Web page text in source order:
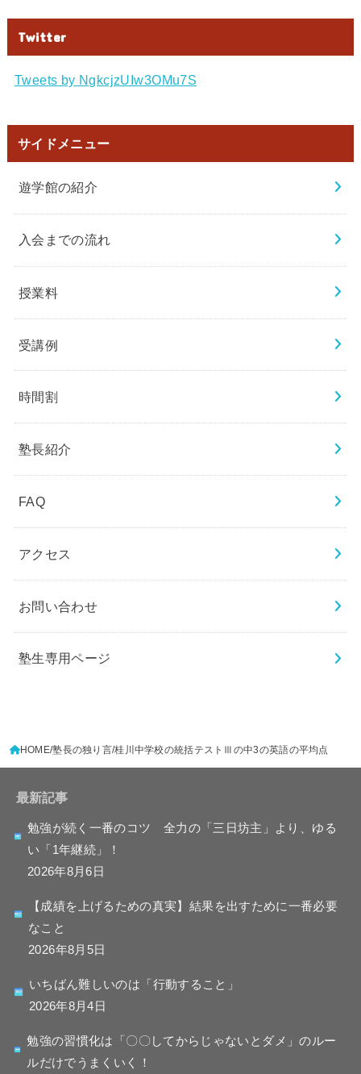
Twitter
Tweets by NgkcjzUIw3OMu7S
サイドメニュー
遊学館の紹介
入会までの流れ
授業料
受講例
時間割
塾長紹介
FAQ
アクセス
お問い合わせ
塾生専用ページ
HOME 塾長の独り言 桂川中学校の統括テストⅢの中3の英語の平均点
最新記事
勉強が続く一番のコツ 全力の「三日坊主」より、ゆる
い「1年継続」！
2026年8月6日
【成績を上げるための真実】結果を出すために一番必要
なこと
2026年8月5日
いちばん難しいのは「行動すること」
2026年8月4日
勉強の習慣化は「〇〇してからじゃないとダメ」のルー
ルだけでうまくいく！